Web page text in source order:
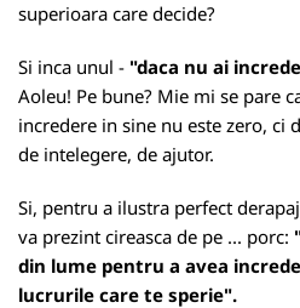
superioara care decide?
Si inca unul - "daca nu ai
Aoleu! Pe bune? Mie mi se pare
incredere in sine nu este zero, ci
de intelegere, de ajutor.
Si, pentru a ilustra perfect
va prezint cireasca de pe ... porc:
din lume pentru a avea
lucrurile care te sperie".